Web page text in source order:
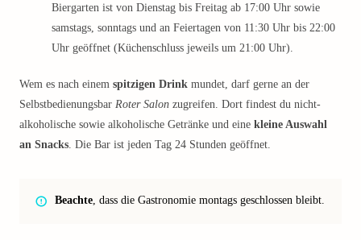
Biergarten ist von Dienstag bis Freitag ab 17:00 Uhr sowie
samstags, sonntags und an Feiertagen von 11:30 Uhr bis 22:00
Uhr geöffnet (Küchenschluss jeweils um 21:00 Uhr).
Wem es nach einem spitzigen Drink mundet, darf gerne an der
Selbstbedienungsbar Roter Salon zugreifen. Dort findest du nicht-
alkoholische sowie alkoholische Getränke und eine kleine Auswahl
an Snacks. Die Bar ist jeden Tag 24 Stunden geöffnet.
Beachte, dass die Gastronomie montags geschlossen bleibt.